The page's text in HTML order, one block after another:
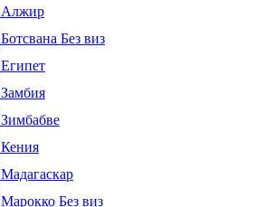
Алжир
Ботсвана Без виз
Египет
Замбия
Зимбабве
Кения
Мадагаскар
Марокко Без виз